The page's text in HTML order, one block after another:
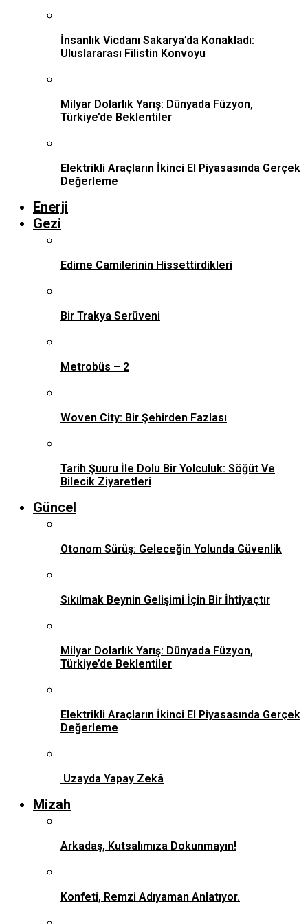
İnsanlık Vicdanı Sakarya’da Konakladı:
Uluslararası Filistin Konvoyu
Milyar Dolarlık Yarış: Dünyada Füzyon,
Türkiye’de Beklentiler
Elektrikli Araçların İkinci El Piyasasında Gerçek
Değerleme
Enerji
Gezi
Edirne Camilerinin Hissettirdikleri
Bir Trakya Serüveni
Metrobüs – 2
Woven City: Bir Şehirden Fazlası
Tarih Şuuru İle Dolu Bir Yolculuk: Söğüt Ve
Bilecik Ziyaretleri
Güncel
Otonom Sürüş: Geleceğin Yolunda Güvenlik
Sıkılmak Beynin Gelişimi İçin Bir İhtiyaçtır
Milyar Dolarlık Yarış: Dünyada Füzyon,
Türkiye’de Beklentiler
Elektrikli Araçların İkinci El Piyasasında Gerçek
Değerleme
Uzayda Yapay Zekâ
Mizah
Arkadaş, Kutsalımıza Dokunmayın!
Konfeti, Remzi Adıyaman Anlatıyor.